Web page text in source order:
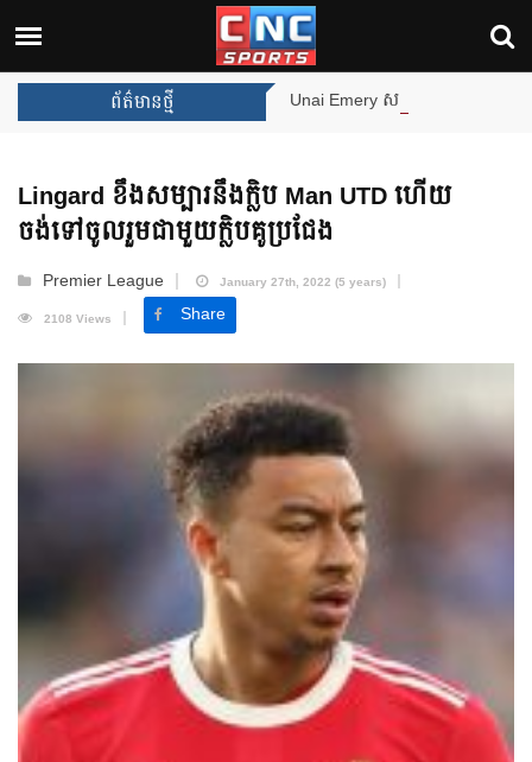
ព័ត៌មានថ្មី Unai Emery សន្យាថានឹងឈ្នះពានរង្វា
Lingard ខឹងសម្បារនឹងក្លិប Man UTD ហើយ
ចង់ទៅចូលរួមជាមួយក្លិបគូប្រជែង
Premier League
January 27th, 2022 (5 years)
2108 Views
Share